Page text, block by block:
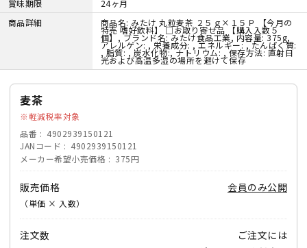
賞味期限
24ヶ月
商品詳細
商品名: みたけ 丸粒麦茶 ２５ｇ×１５Ｐ 【今月の
特売 嗜好飲料】 □お取り寄せ品 【購入入数５
個】, ブランド名: みたけ食品工業, 内容量: 375g,
アレルゲン: , 栄養成分: , エネルギー: , たんぱく質:
, 脂質: , 炭水化物:, ナトリウム: , 保存方法: 直射日
光および高温多湿の場所を避けて保存
麦茶
軽減税率対象
品番
4902939150121
JANコード
4902939150121
メーカー希望小売価格
375円
販売価格
（単価 × 入数）
会員のみ公開
注文数
ご注文には